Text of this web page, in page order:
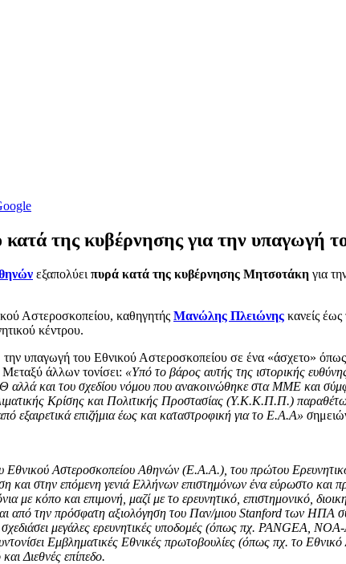
της κυβέρνησης για την υπαγωγή
εξαπολύει πυρά κατά της κυβέρνησης Μητσοτάκη για
Αστεροσκοπείου, καθηγητής Μανώλης Πλειώνης κανείς
κέντρου.
την υπαγωγή του Εθνικού Αστεροσκοπείου σε ένα «άσχετο»
Μεταξύ άλλων τονίσει: «Υπό το βάρος αυτής της ιστορικής
αλλά και του σχεδίου νόμου που ανακοινώθηκε στα ΜΜΕ και
Κρίσης και Πολιτικής Προστασίας (Υ.Κ.Κ.Π.Π.) παραθέτω
εξαιρετικά επιζήμια έως και καταστροφική για το Ε.Α.Α» σ
Εθνικού Αστεροσκοπείου Αθηνών (Ε.Α.Α.), του πρώτου
και στην επόμενη γενιά Ελλήνων επιστημόνων ένα εύρωστο
με κόπο και επιμονή, μαζί με το ερευνητικό, επιστημονικό,
από την πρόσφατη αξιολόγηση του Παν/μιου Stanford των ΗΠΑ
μεγάλες ερευνητικές υποδομές (όπως πχ. PANGEA,
Εμβληματικές Εθνικές πρωτοβουλίες (όπως πχ. το
Διεθνές επίπεδο.